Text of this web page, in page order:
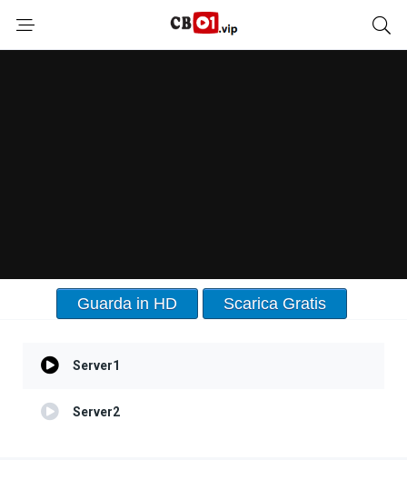
Guarda in HD Scarica Gratis
Server1
Server2